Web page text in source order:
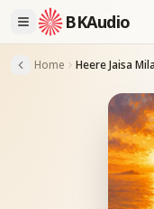
BKAudio
Home Heere Jaisa